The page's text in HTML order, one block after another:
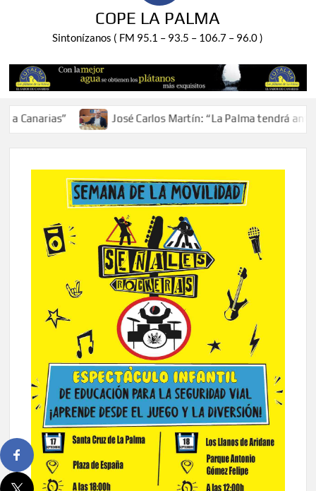
COPE LA PALMA
Sintonízanos ( FM 95.1 – 93.5 – 106.7 – 96.0 )
José Carlos Martín: “La Palma tendrá antes